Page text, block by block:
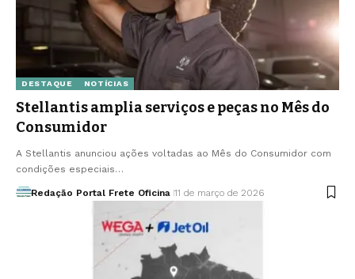
DESTAQUE NOTÍCIAS
Stellantis amplia serviços e peças no Mês do
Consumidor
A Stellantis anunciou ações voltadas ao Mês do Consumidor com
condições especiais…
Redação Portal Frete Oficina 11 de março de 2026